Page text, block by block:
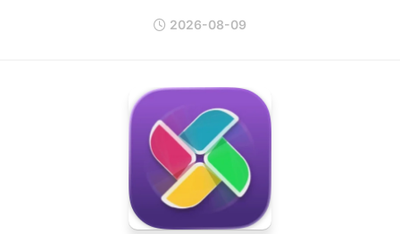
2026-08-09